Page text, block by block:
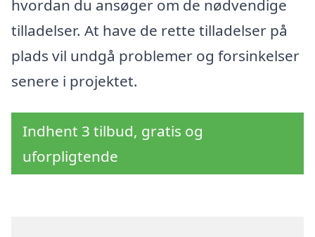
hvordan du ansøger om de nødvendige
tilladelser. At have de rette tilladelser på
plads vil undgå problemer og forsinkelser
senere i projektet.
Indhent 3 tilbud, gratis og
uforpligtende